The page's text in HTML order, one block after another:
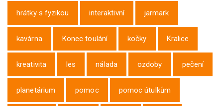
hrátky s fyzikou interaktivní jarmark
kavárna Konec toulání kočky Kralice
kreativita les nálada ozdoby pečení
planetárium pomoc pomoc útulkům